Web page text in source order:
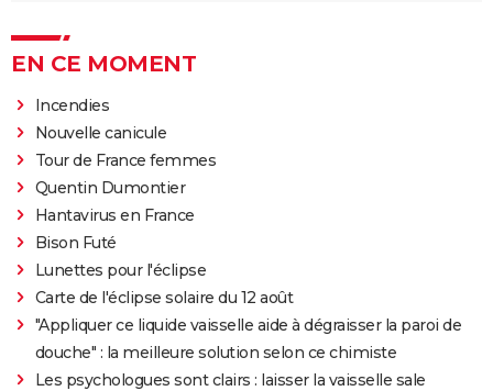
EN CE MOMENT
Incendies
Nouvelle canicule
Tour de France femmes
Quentin Dumontier
Hantavirus en France
Bison Futé
Lunettes pour l'éclipse
Carte de l'éclipse solaire du 12 août
"Appliquer ce liquide vaisselle aide à dégraisser la paroi de
douche" : la meilleure solution selon ce chimiste
Les psychologues sont clairs : laisser la vaisselle sale